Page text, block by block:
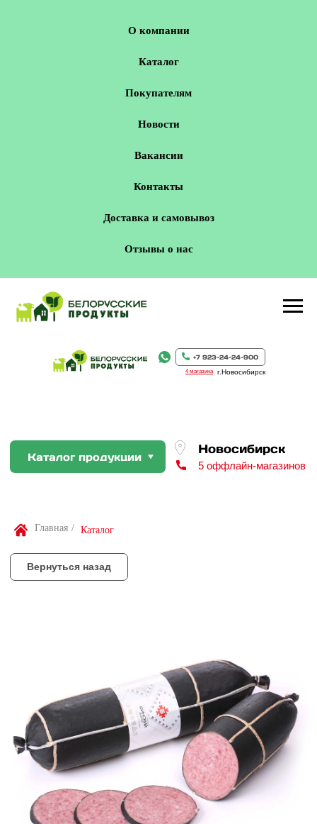
О компании
Каталог
Покупателям
Новости
Вакансии
Контакты
Доставка и самовывоз
Отзывы о нас
г.Новосибирск
+7 923-24-24-900
4 магазина
По Вашей просьбе покупку
профессиональном слайсере
Главная / Каталог